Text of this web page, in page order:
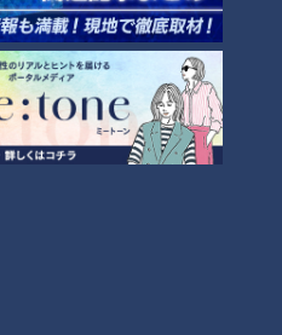
作家の松井今朝子も「武術の模
た姿を印象づけるのも井上流の
は恐らく文楽人形の所作の影響